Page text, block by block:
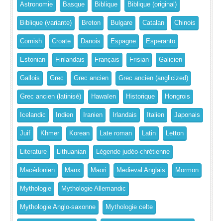
Astronomie Basque Biblique Biblique (original)
Biblique (variante) Breton Bulgare Catalan Chinois
Cornish Croate Danois Espagne Esperanto
Estonian Finlandais Français Frisian Galicien
Gallois Grec Grec ancien Grec ancien (anglicized)
Grec ancien (latinisé) Hawaïen Historique Hongrois
Icelandic Indien Iranien Irlandais Italien Japonais
Juif Khmer Korean Late roman Latin Letton
Literature Lithuanian Légende judéo-chrétienne
Macédonien Manx Maori Medieval Anglais Mormon
Mythologie Mythologie Allemandic
Mythologie Anglo-saxonne Mythologie celte